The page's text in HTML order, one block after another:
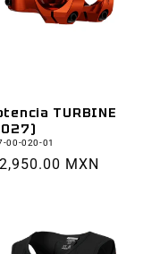
TURBINE
00-020-01
MXN